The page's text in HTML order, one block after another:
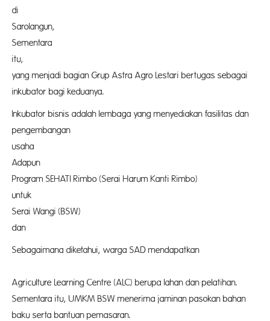
di
Sarolangun,
Sementara
itu,
yang menjadi bagian Grup Astra Agro Lestari bertugas sebagai
inkubator bagi keduanya.
Inkubator bisnis adalah lembaga yang menyediakan fasilitas dan
pengembangan
usaha
Program SEHATI Rimbo (Serai Harum Kanti Rimbo)
untuk
Serai Wangi (BSW)
dan
Sebagaimana diketahui, warga SAD mendapatkan
Agriculture Learning Centre (ALC) berupa lahan dan pelatihan.
Sementara itu, UMKM BSW menerima jaminan pasokan bahan
baku serta bantuan pemasaran.